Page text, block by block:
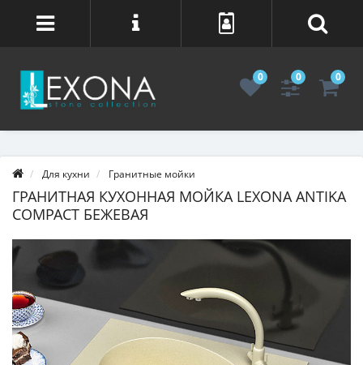
0 0 0
Для кухни Гранитные мойки
ГРАНИТНАЯ КУХОННАЯ МОЙКА LEXONA ANTIKA
COMPACT БЕЖЕВАЯ